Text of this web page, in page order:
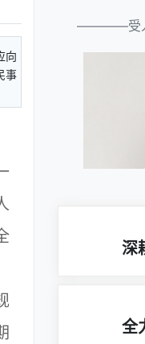
向
事
————受
深
全